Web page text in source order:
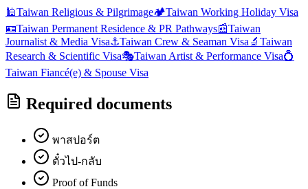
🕌Taiwan Religious & Pilgrimage🏕️Taiwan Working Holiday Visa
🪪Taiwan Permanent Residence & PR Pathways📰Taiwan
Journalist & Media Visa⚓Taiwan Crew & Seaman Visa 🔬 Taiwan
Research & Scientific Visa🎭Taiwan Artist & Performance Visa💍
Taiwan Fiancé(e) & Spouse Visa
Required documents
พาสปอร์ต
ตั๋วไป-กลับ
Proof of Funds